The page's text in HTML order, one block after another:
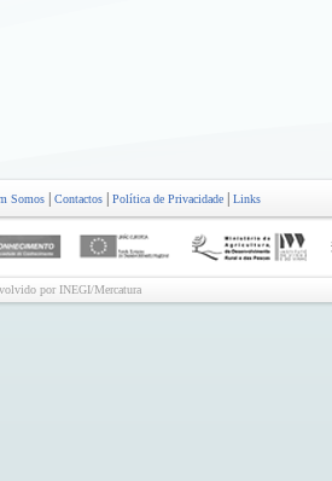
Somos Contactos Política de Privacidade Links
por INEGI/Mercatura